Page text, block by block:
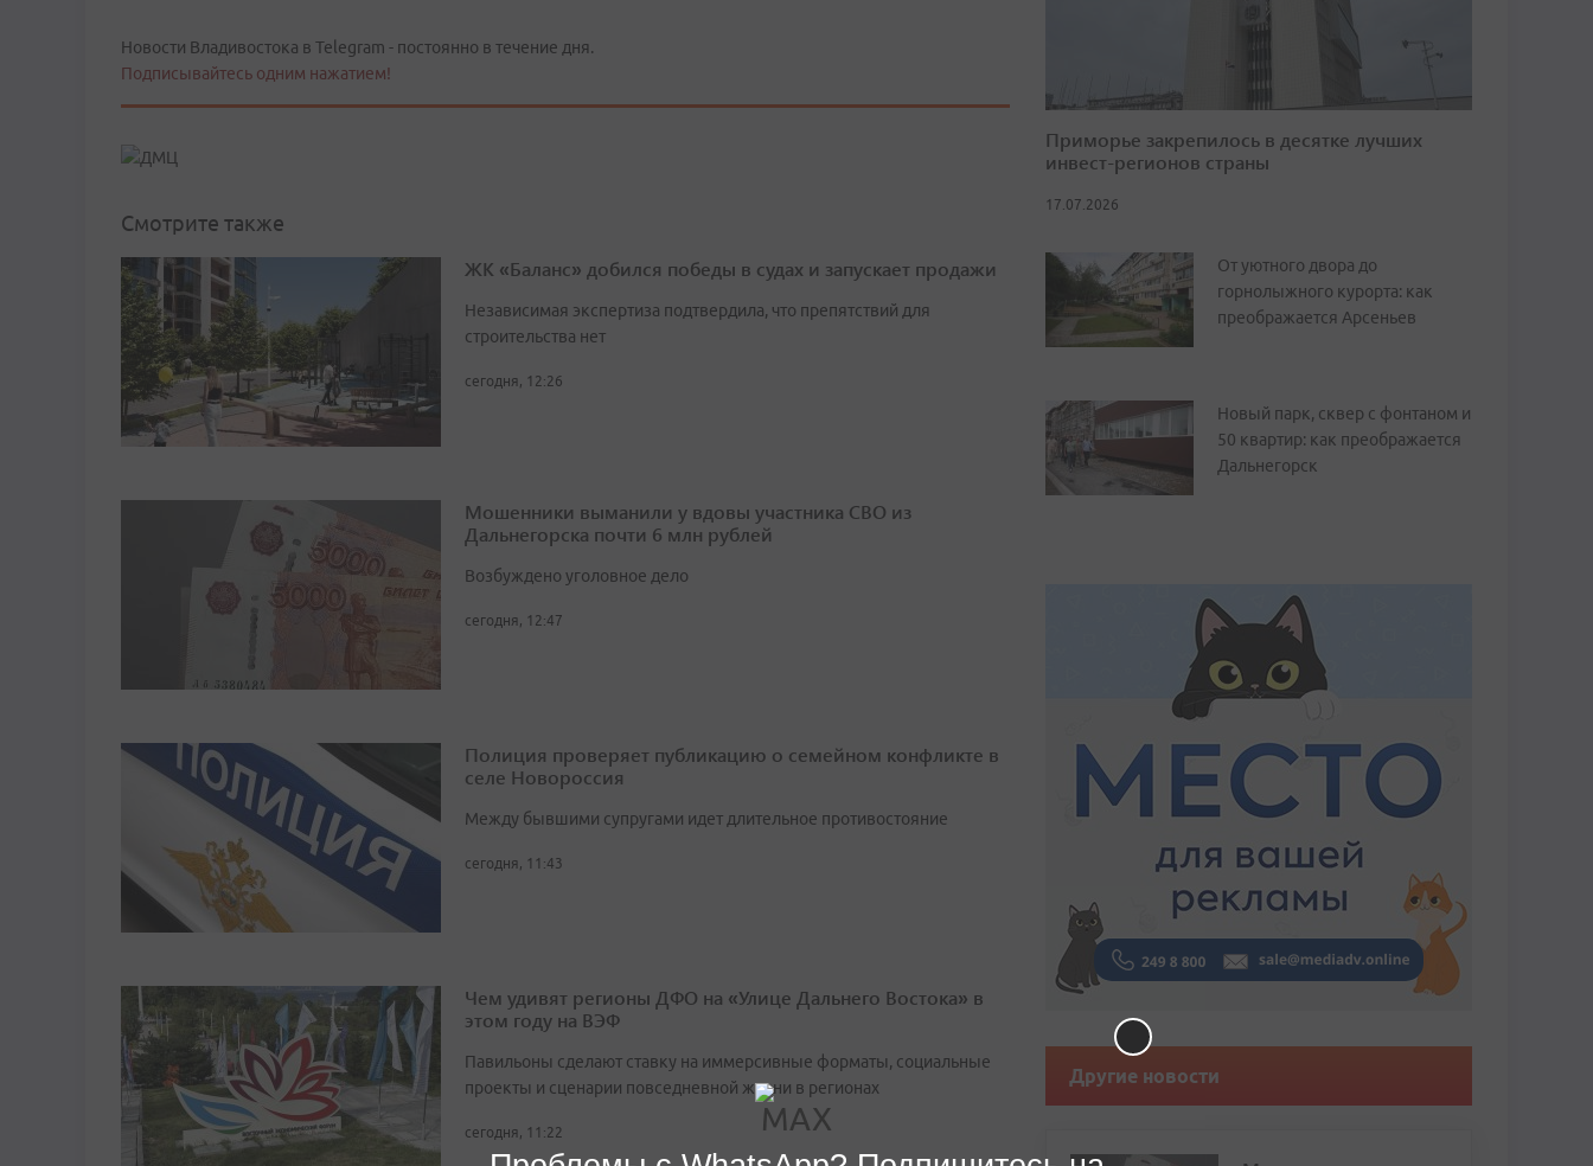
Новости Владивостока в Telegram - постоянно в течение дня.
Подписывайтесь одним нажатием!
Смотрите также
ЖК «Баланс» добился победы в судах и запускает продажи
Независимая экспертиза подтвердила, что препятствий для
строительства нет
сегодня, 12:26
Мошенники выманили у вдовы участника СВО из
Дальнегорска почти 6 млн рублей
Возбуждено уголовное дело
сегодня, 12:47
Полиция проверяет публикацию о семейном конфликте в
селе Новороссия
Между бывшими супругами идет длительное противостояние
сегодня, 11:43
Чем удивят регионы ДФО на «Улице Дальнего Востока» в
этом году на ВЭФ
Павильоны сделают ставку на иммерсивные форматы, социальные
проекты и сценарии повседневной жизни в регионах
сегодня, 11:22
Приморье закрепилось в десятке лучших
инвест-регионов страны
17.07.2026
От уютного двора до
горнолыжного курорта: как
преображается Арсеньев
Новый парк, сквер с фонтаном и
50 квартир: как преображается
Дальнегорск
Другие новости